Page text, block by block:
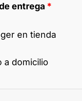
entrega *
en tienda
a domicilio